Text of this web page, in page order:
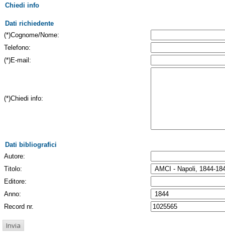
Chiedi info
Dati richiedente
(*)Cognome/Nome:
Telefono:
(*)E-mail:
(*)Chiedi info:
Dati bibliografici
Autore:
Titolo:
Editore:
Anno:
Record nr.